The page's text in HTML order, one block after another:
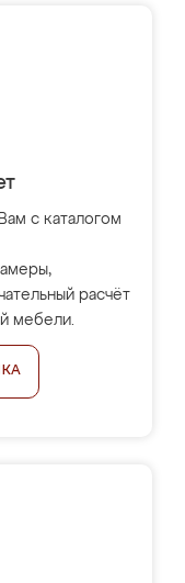
с каталогом
расчёт
мебели.